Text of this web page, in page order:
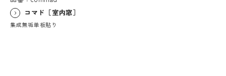
コマド［室内窓］
集成無垢単板貼り